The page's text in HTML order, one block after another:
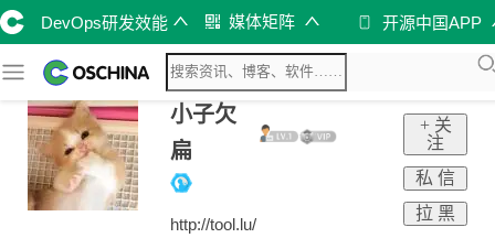
DevOps研发效能 媒体矩阵 开源中国APP
小子欠
扁
http://tool.lu/
+ 关
注
私 信
拉 黑